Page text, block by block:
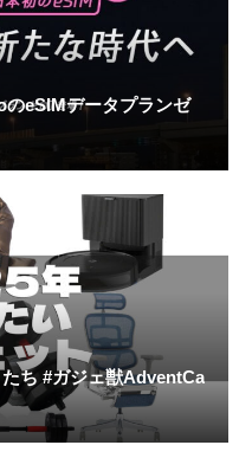
のeSIMデータプランゼ
ち #ガジェ獣AdventCa